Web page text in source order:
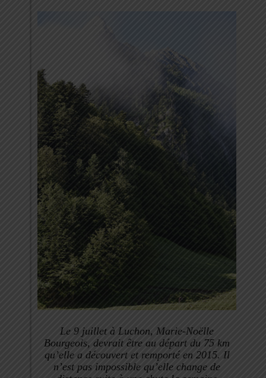
Le 9 juillet à Luchon, Marie-Noëlle
Bourgeois, devrait être au départ du 75 km
qu’elle a découvert et remporté en 2015. Il
n’est pas impossible qu’elle change de